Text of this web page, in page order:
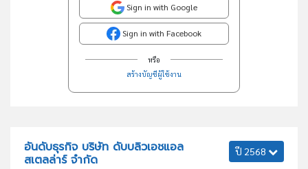
Sign in with Google
Sign in with Facebook
หรือ
สร้างบัญชีผู้ใช้งาน
อันดับธุรกิจ บริษัท ดับบลิวเอชแอล
สเตลล่าร์ จำกัด
ปี 2568